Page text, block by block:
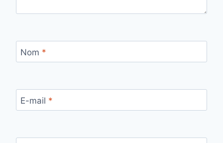
Nom *
E-mail *